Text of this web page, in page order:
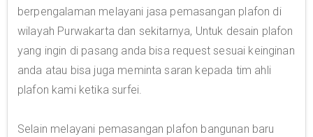
berpengalaman melayani jasa pemasangan plafon di
wilayah Purwakarta dan sekitarnya, Untuk desain plafon
yang ingin di pasang anda bisa request sesuai keinginan
anda atau bisa juga meminta saran kepada tim ahli
plafon kami ketika surfei.
Selain melayani pemasangan plafon bangunan baru